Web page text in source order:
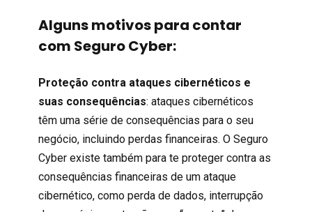
Alguns motivos para contar
com Seguro Cyber:
Proteção contra ataques cibernéticos e
suas consequências: ataques cibernéticos
têm uma série de consequências para o seu
negócio, incluindo perdas financeiras. O Seguro
Cyber existe também para te proteger contra as
consequências financeiras de um ataque
cibernético, como perda de dados, interrupção